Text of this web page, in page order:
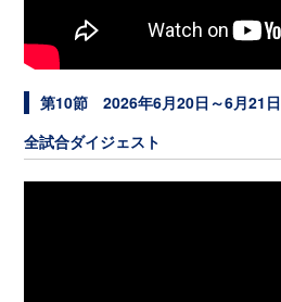
第10節 2026年6月20日～6月21日
全試合ダイジェスト